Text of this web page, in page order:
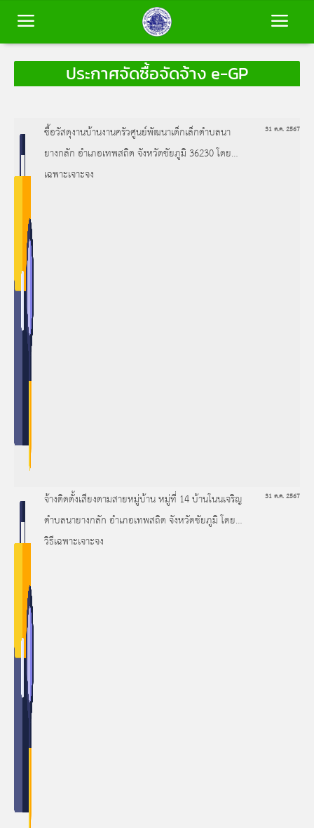
หน้าหลัก
ข้อมูลพื้นฐาน
บุคลากร
ข่าวสาร
การประเมินคุณธรรมและความโปร่งใส
(ITA)
ประกาศจัดซื้อจัดจ้าง e-GP
ซื้อวัสดุงานบ้านงานครัวศูนย์พัฒนาเด็กเล็กตำบลนา
ยางกลัก อำเภอเทพสถิต จังหวัดชัยภูมิ 36230 โดยวิธี
เฉพาะเจาะจง
31 ต.ค. 2567
จ้างติดตั้งเสียงตามสายหมู่บ้าน หมู่ที่ 14 บ้านโนนเจริญ
ตำบลนายางกลัก อำเภอเทพสถิต จังหวัดชัยภูมิ โดย
วิธีเฉพาะเจาะจง
31 ต.ค. 2567